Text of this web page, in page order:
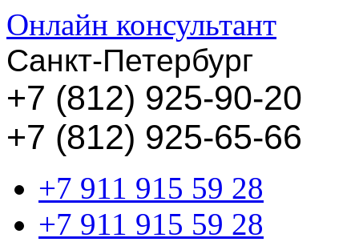
Онлайн консультант
Санкт-Петербург
+7 (812) 925-90-20
+7 (812) 925-65-66
+7 911 915 59 28
+7 911 915 59 28